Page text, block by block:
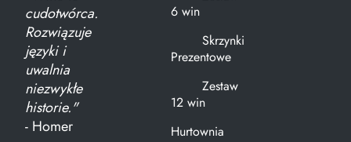
cudotwórca.
Rozwiązuje
języki i
uwalnia
niezwykłe
historie."
- Homer
6 win
Skrzynki
Prezentowe
Zestaw
12 win
Hurtownia